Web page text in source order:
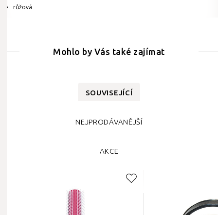
růžová
Mohlo by Vás také zajímat
SOUVISEJÍCÍ
NEJPRODÁVANĚJŠÍ
AKCE